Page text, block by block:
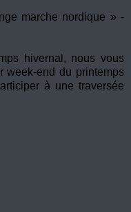
marche nordique » -
hivernal, nous vous
week-end du printemps
à une traversée